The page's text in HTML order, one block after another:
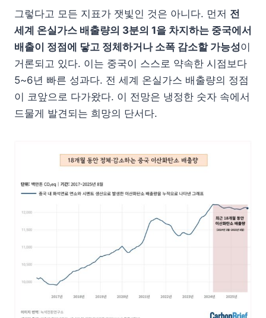
그렇다고 모든 지표가 잿빛인 것은 아니다. 먼저 전
세계 온실가스 배출량의 3분의 1을 차지하는 중국에서
배출이 정점에 닿고 정체하거나 소폭 감소할 가능성이
거론되고 있다. 이는 중국이 스스로 약속한 시점보다
5~6년 빠른 성과다. 전 세계 온실가스 배출량의 정점
이 코앞으로 다가왔다. 이 전망은 냉정한 숫자 속에서
드물게 발견되는 희망의 단서다.